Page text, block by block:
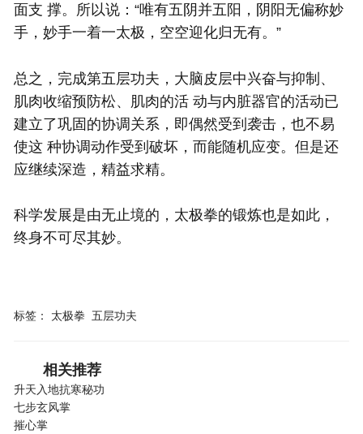
面支 撑。所以说：“唯有五阴并五阳，阴阳无偏称妙
手，妙手一着一太极，空空迎化归无有。”
总之，完成第五层功夫，大脑皮层中兴奋与抑制、
肌肉收缩预防松、肌肉的活 动与内脏器官的活动已
建立了巩固的协调关系，即偶然受到袭击，也不易
使这 种协调动作受到破坏，而能随机应变。但是还
应继续深造，精益求精。
科学发展是由无止境的， 太极拳的锻炼也是如此，
终身不可尽其妙。
标签： 太极拳 五层功夫
相关推荐
升天入地抗寒秘功
七步玄风掌
摧心掌